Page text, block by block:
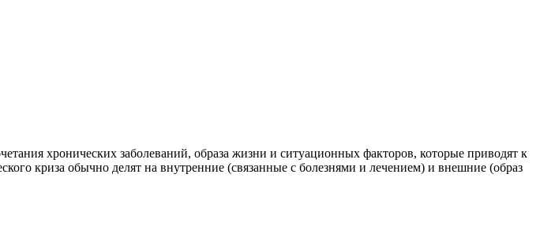
хронических заболеваний, образа жизни и ситуационных факторов, которые приводят к
криза обычно делят на внутренние (связанные с болезнями и лечением) и внешние (образ